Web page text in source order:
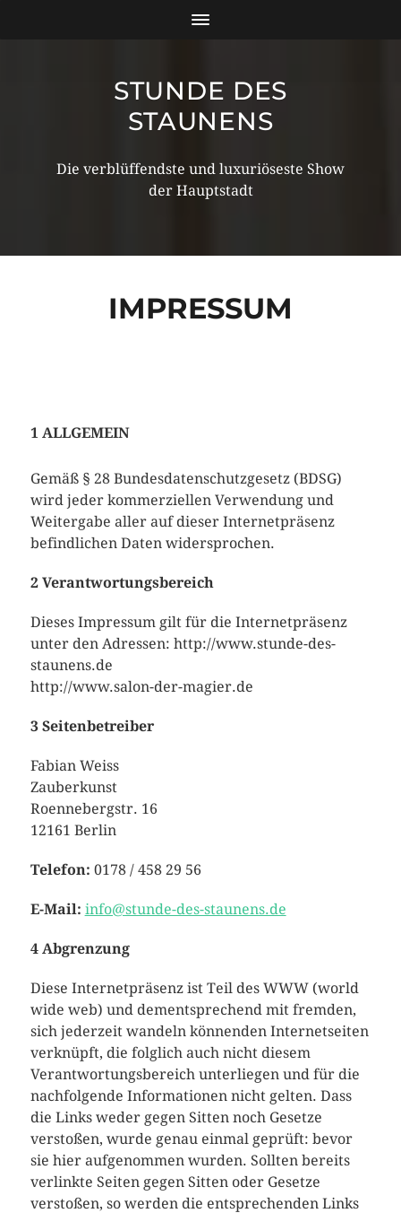
STUNDE DES
STAUNENS
Die verblüffendste und luxuriöseste Show
der Hauptstadt
IMPRESSUM
1 ALLGEMEIN
Gemäß § 28 Bundesdatenschutzgesetz (BDSG)
wird jeder kommerziellen Verwendung und
Weitergabe aller auf dieser Internetpräsenz
befindlichen Daten widersprochen.
2 Verantwortungsbereich
Dieses Impressum gilt für die Internetpräsenz
unter den Adressen: http://www.stunde-des-
staunens.de
http://www.salon-der-magier.de
3 Seitenbetreiber
Fabian Weiss
Zauberkunst
Roennebergstr. 16
12161 Berlin
Telefon: 0178 / 458 29 56
E-Mail: info@stunde-des-staunens.de
4 Abgrenzung
Diese Internetpräsenz ist Teil des WWW (world
wide web) und dementsprechend mit fremden,
sich jederzeit wandeln könnenden Internetseiten
verknüpft, die folglich auch nicht diesem
Verantwortungsbereich unterliegen und für die
nachfolgende Informationen nicht gelten. Dass
die Links weder gegen Sitten noch Gesetze
verstoßen, wurde genau einmal geprüft: bevor
sie hier aufgenommen wurden. Sollten bereits
verlinkte Seiten gegen Sitten oder Gesetze
verstoßen, so werden die entsprechenden Links